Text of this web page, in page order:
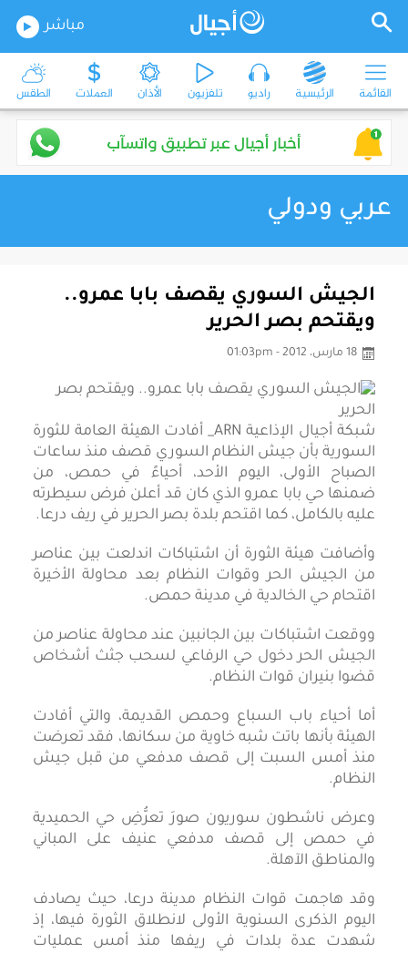
مباشر
القائمة الرئيسية راديو تلفزيون الأذان العملات الطقس
عربي ودولي
الجيش السوري يقصف بابا عمرو..
ويقتحم بصر الحرير
18 مارس، 2012 - 01:03pm
شبكة أجيال الإذاعية ARN_ أفادت الهيئة العامة للثورة
السورية بأن جيش النظام السوري قصف منذ ساعات
الصباح الأولى، اليوم الأحد، أحياءً في حمص، من
ضمنها حي بابا عمرو الذي كان قد أعلن فرض سيطرته
عليه بالكامل، كما اقتحم بلدة بصر الحرير في ريف درعا.
وأضافت هيئة الثورة أن اشتباكات اندلعت بين عناصر
من الجيش الحر وقوات النظام بعد محاولة الأخيرة
اقتحام حي الخالدية في مدينة حمص.
ووقعت اشتباكات بين الجانبين عند محاولة عناصر من
الجيش الحر دخول حي الرفاعي لسحب جثث أشخاص
قضوا بنيران قوات النظام.
أما أحياء باب السباع وحمص القديمة، والتي أفادت
الهيئة بأنها باتت شبه خاوية من سكانها، فقد تعرضت
منذ أمس السبت إلى قصف مدفعي من قبل جيش
النظام.
وعرض ناشطون سوريون صورَ تعرُّضِ حي الحميدية
في حمص إلى قصف مدفعي عنيف على المباني
والمناطق الآهلة.
وقد هاجمت قوات النظام مدينة درعا، حيث يصادف
اليوم الذكرى السنوية الأولى لانطلاق الثورة فيها، إذ
شهدت عدة بلدات في ريفها منذ أمس عمليات